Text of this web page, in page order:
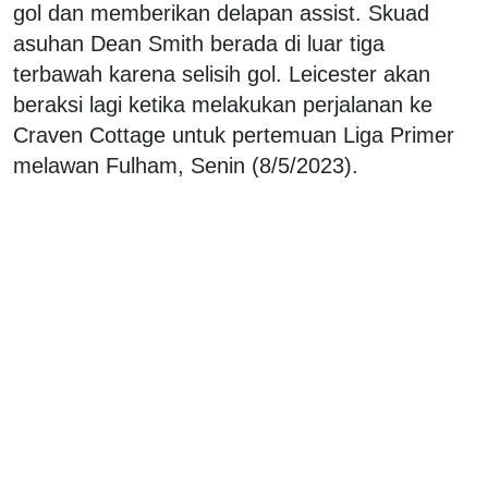
gol dan memberikan delapan assist. Skuad
asuhan Dean Smith berada di luar tiga
terbawah karena selisih gol. Leicester akan
beraksi lagi ketika melakukan perjalanan ke
Craven Cottage untuk pertemuan Liga Primer
melawan Fulham, Senin (8/5/2023).